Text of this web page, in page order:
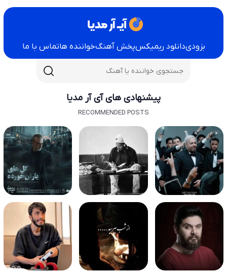
بزودیدانلود ریمیکسپخش آهنگخواننده هاتماس با ما
پیشنهادی های آی آر مدیا
RECOMMENDED POSTS